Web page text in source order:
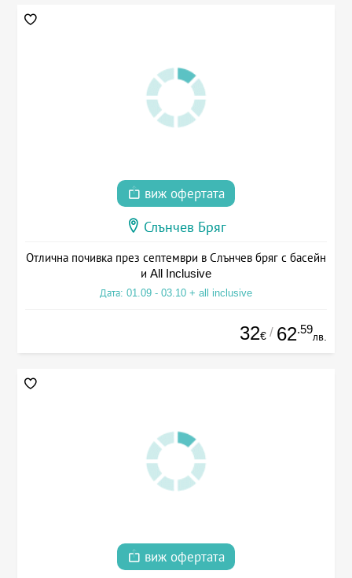
виж офертата
Слънчев Бряг
Отлична почивка през септември в Слънчев бряг с басейн
и All Inclusive
Дата: 01.09 - 03.10 + all inclusive
32€ / 62.59
лв.
виж офертата